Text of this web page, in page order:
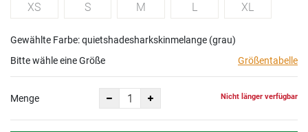
XS S M L XL
Gewählte Farbe: quietshadesharkskinmelange (grau)
Bitte wähle eine Größe
Größentabelle
Menge Nicht länger verfügbar